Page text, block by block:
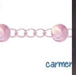
carmen